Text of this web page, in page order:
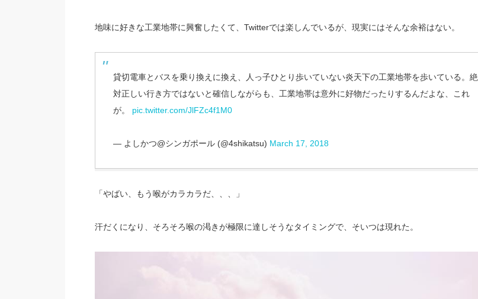
地味に好きな工業地帯に興奮したくて、Twitterでは楽しんでいるが、現実にはそんな余裕はない。
貸切電車とバスを乗り換えに換え、人っ子ひとり歩いていない炎天下の工業地帯を歩いている。絶
対正しい行き方ではないと確信しながらも、工業地帯は意外に好物だったりするんだよな、これ
が。 pic.twitter.com/JlFZc4f1M0
— よしかつ@シンガポール (@4shikatsu) March 17, 2018
「やばい、もう喉がカラカラだ、、、」
汗だくになり、そろそろ喉の渇きが極限に達しそうなタイミングで、そいつは現れた。